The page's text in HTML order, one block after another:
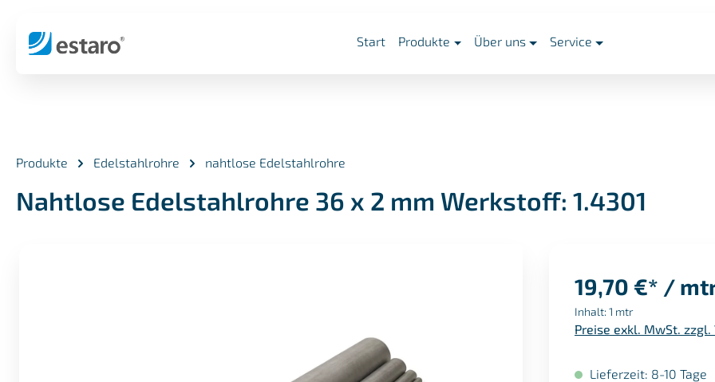
Start
Produkte Über uns Service
Produkte Edelstahlrohre nahtlose Edelstahlrohre
Nahtlose Edelstahlrohre 36 x 2 mm Werkstoff: 1.4301
19,70 €* /
Inhalt: 1 mtr
Preise exkl. MwSt.
Lieferzeit: 8-10 Tage